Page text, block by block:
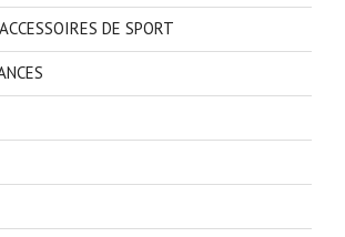
DE SPORT